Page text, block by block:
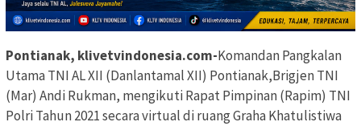
Pontianak, klivetvindonesia.com-Komandan Pangkalan
Utama TNI AL XII (Danlantamal XII) Pontianak,Brigjen TNI
(Mar) Andi Rukman, mengikuti Rapat Pimpinan (Rapim) TNI
Polri Tahun 2021 secara virtual di ruang Graha Khatulistiwa